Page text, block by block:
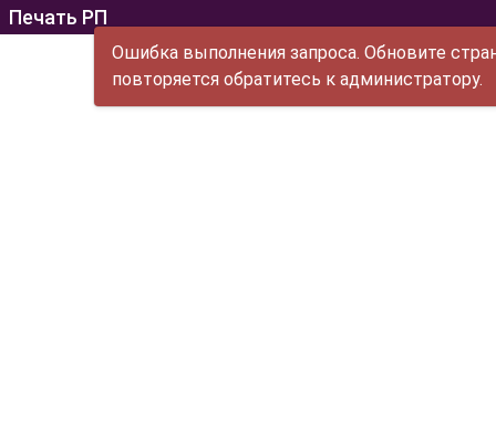
Печать РП
Ошибка выполнения запроса. Обновите
повторяется обратитесь к администратору.